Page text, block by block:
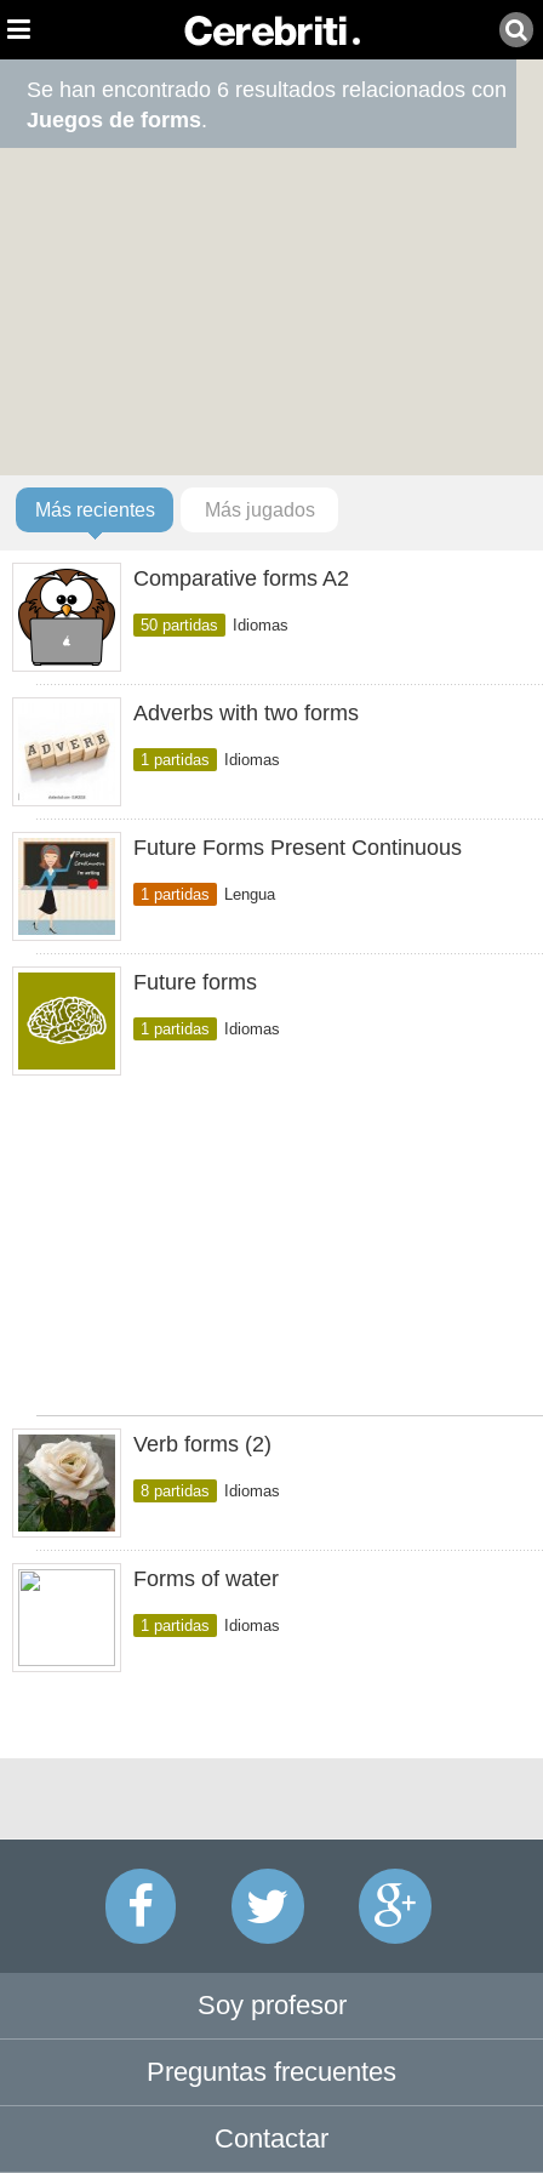
Se han encontrado 6 resultados relacionados con
Juegos de forms.
Más recientes Más jugados
Comparative forms A2
50 partidas Idiomas
Adverbs with two forms
1 partidas Idiomas
Future Forms Present Continuous
1 partidas Lengua
Future forms
1 partidas Idiomas
Verb forms (2)
8 partidas Idiomas
Forms of water
1 partidas Idiomas
Soy profesor
Preguntas frecuentes
Contactar